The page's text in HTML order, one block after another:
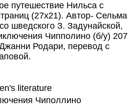
путешествие Нильса с
(27х21). Автор- Сельма
шведского З. Задунайской,
Чипполино (б/у) 207
Родари, перевод с
literature
Чиполлино